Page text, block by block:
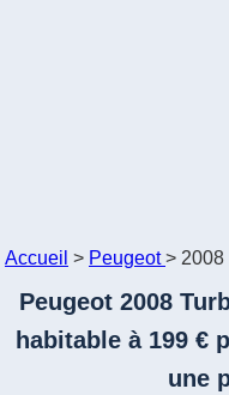
Accueil > Peugeot> 2008
Peugeot 2008
habitable à 199 €
une